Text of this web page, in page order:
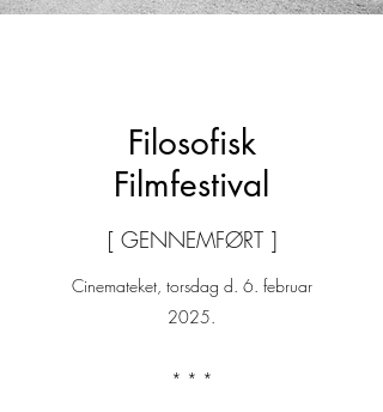
Filosofisk
Filmfestival
[ GENNEMFØRT ]
Cinemateket, torsdag d. 6. februar
2025.
* * *